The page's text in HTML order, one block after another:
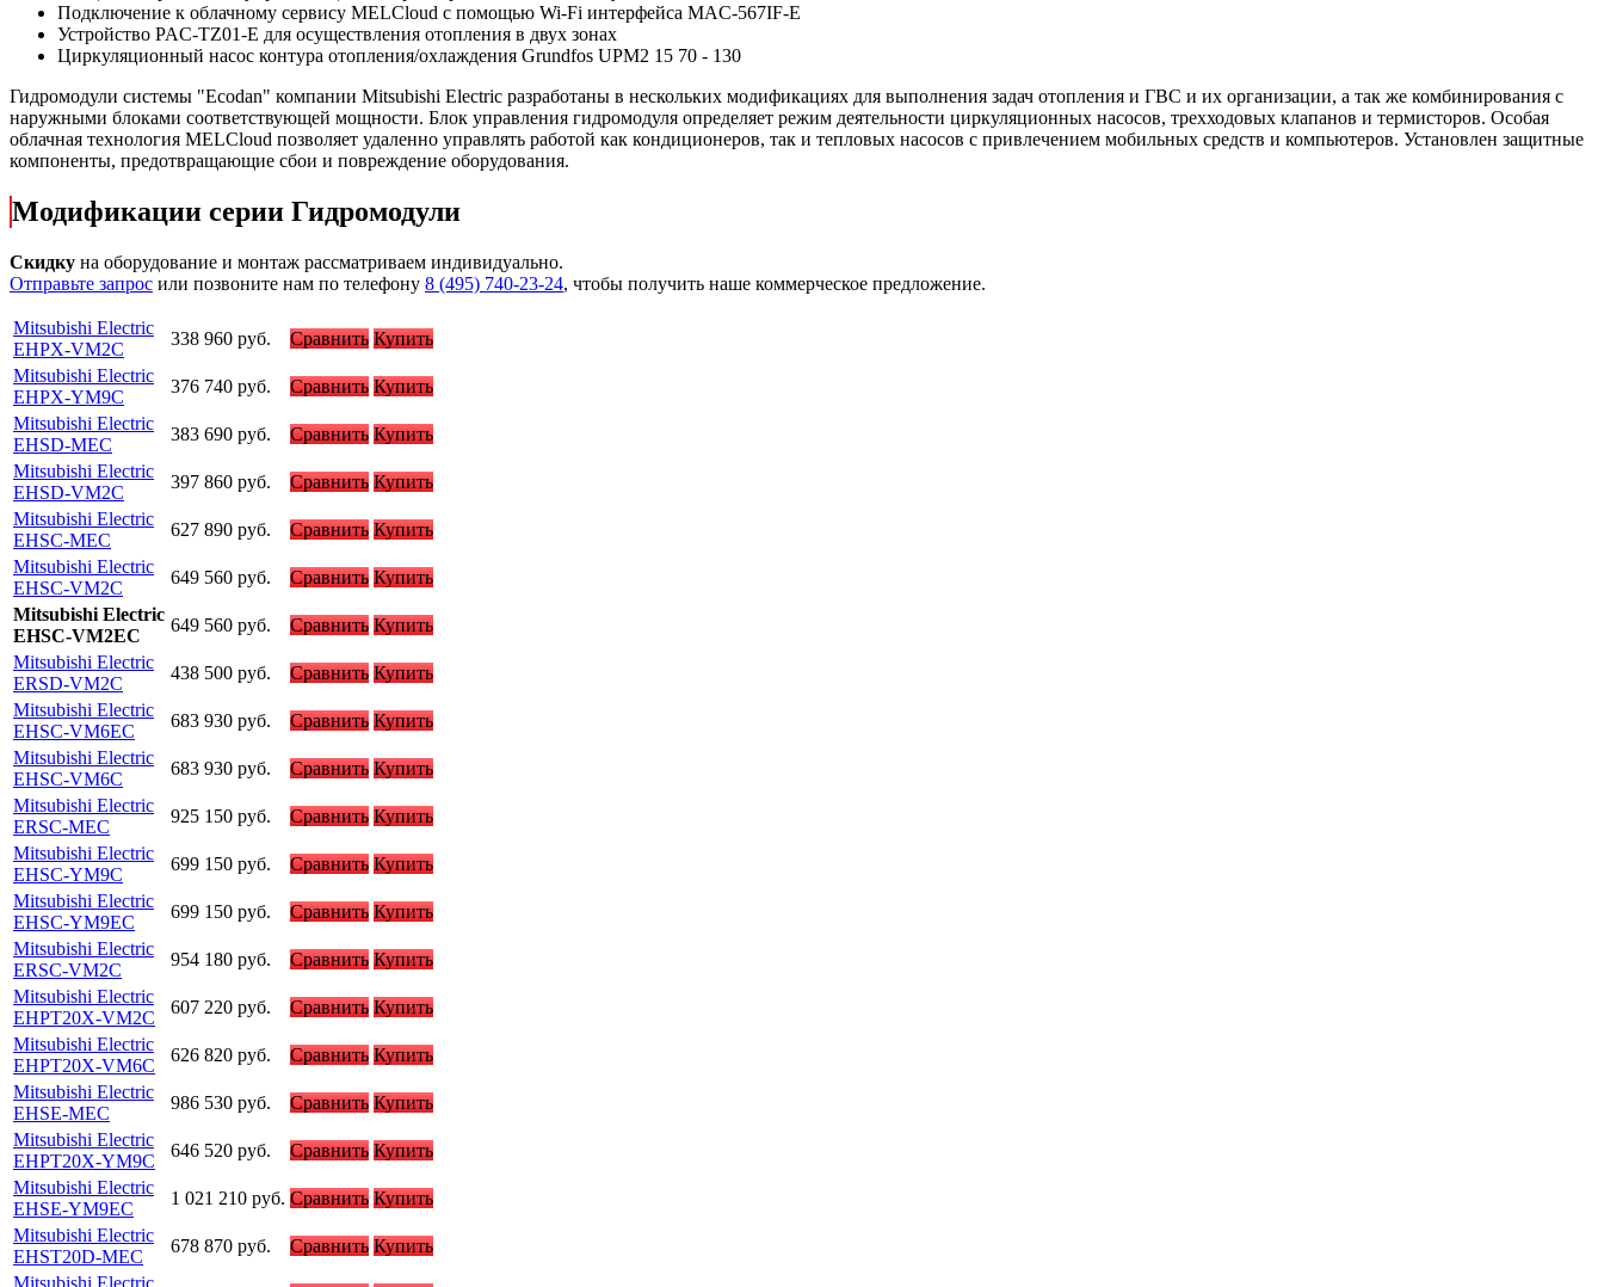
Подключение к облачному сервису MELCloud с помощью Wi-Fi интерфейса MAC-567IF-E
Устройство PAC-TZ01-E для осуществления отопления в двух зонах
Циркуляционный насос контура отопления/охлаждения Grundfos UPM2 15 70 - 130
Гидромодули системы "Ecodan" компании Mitsubishi Electric разработаны в нескольких модификациях для выполнения задач отопления и ГВС и их организации, а так же комбинирования с
наружными блоками соответствующей мощности. Блок управления гидромодуля определяет режим деятельности циркуляционных насосов, трехходовых клапанов и термисторов. Особая
облачная технология MELCloud позволяет удаленно управлять работой как кондиционеров, так и тепловых насосов с привлечением мобильных средств и компьютеров. Установлен защитные
компоненты, предотвращающие сбои и повреждение оборудования.
Модификации серии Гидромодули
Скидку на оборудование и монтаж рассматриваем индивидуально.
Отправьте запрос или позвоните нам по телефону 8 (495) 740-23-24, чтобы получить наше коммерческое предложение.
Mitsubishi Electric
EHPX-VM2C
338 960 руб. Сравнить Купить
Mitsubishi Electric
EHPX-YM9C
376 740 руб. Сравнить Купить
Mitsubishi Electric
EHSD-MEC
383 690 руб. Сравнить Купить
Mitsubishi Electric
EHSD-VM2C
397 860 руб. Сравнить Купить
Mitsubishi Electric
EHSC-MEC
627 890 руб. Сравнить Купить
Mitsubishi Electric
EHSC-VM2C
649 560 руб. Сравнить Купить
Mitsubishi Electric
EHSC-VM2EC
649 560 руб. Сравнить Купить
Mitsubishi Electric
ERSD-VM2C
438 500 руб. Сравнить Купить
Mitsubishi Electric
EHSC-VM6EC
683 930 руб. Сравнить Купить
Mitsubishi Electric
EHSC-VM6C
683 930 руб. Сравнить Купить
Mitsubishi Electric
ERSC-MEC
925 150 руб. Сравнить Купить
Mitsubishi Electric
EHSC-YM9C
699 150 руб. Сравнить Купить
Mitsubishi Electric
EHSC-YM9EC
699 150 руб. Сравнить Купить
Mitsubishi Electric
ERSC-VM2C
954 180 руб. Сравнить Купить
Mitsubishi Electric
EHPT20X-VM2C
607 220 руб. Сравнить Купить
Mitsubishi Electric
EHPT20X-VM6C
626 820 руб. Сравнить Купить
Mitsubishi Electric
EHSE-MEC
986 530 руб. Сравнить Купить
Mitsubishi Electric
EHPT20X-YM9C
646 520 руб. Сравнить Купить
Mitsubishi Electric
EHSE-YM9EC
1 021 210 руб. Сравнить Купить
Mitsubishi Electric
EHST20D-MEC
678 870 руб. Сравнить Купить
Mitsubishi Electric